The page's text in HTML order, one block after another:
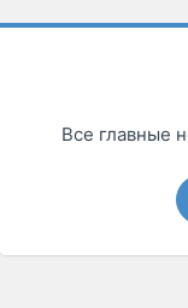
Все главные